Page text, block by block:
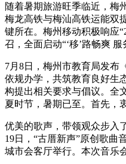
随着暑期旅游旺季临近，梅
梅龙高铁与梅汕高铁运能双
键所在。梅州移动积极响应
召，全面启动“‘移’路畅爽 服
7月8日，梅州市教育局发布
依规办学，共筑教育良好生
构提出相关要求与倡议。全
夏时节，暑期已至。首先，
优美的歌声，带领观众步入
19日，“古厝新声”原创歌曲
城市会客厅举行。本次音乐